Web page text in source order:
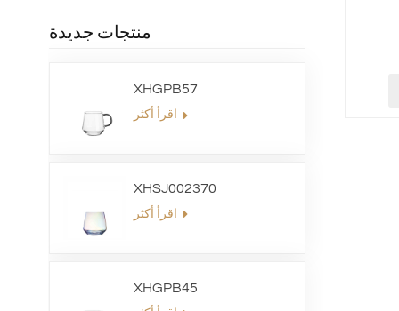
منتجات جديدة
XHGPB57
XHSJ002370
XHGPB45